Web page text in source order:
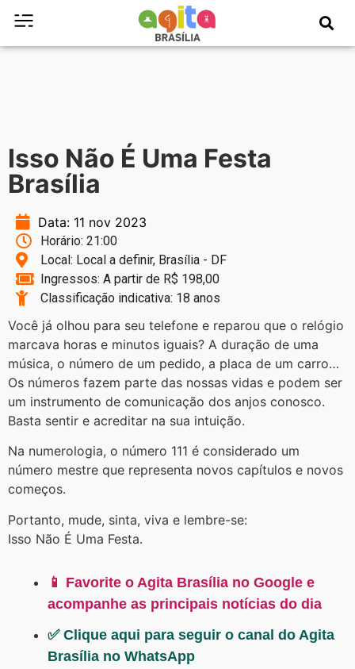
Isso Não É Uma Festa
Brasília
Data: 11 nov 2023
Horário: 21:00
Local: Local a definir, Brasília - DF
Ingressos: A partir de R$ 198,00
Classificação indicativa: 18 anos
Você já olhou para seu telefone e reparou que o relógio
marcava horas e minutos iguais? A duração de uma
música, o número de um pedido, a placa de um carro…
Os números fazem parte das nossas vidas e podem ser
um instrumento de comunicação dos anjos conosco.
Basta sentir e acreditar na sua intuição.
Na numerologia, o número 111 é considerado um
número mestre que representa novos capítulos e novos
começos.
Portanto, mude, sinta, viva e lembre-se:
Isso Não É Uma Festa.
📱 Favorite o Agita Brasília no Google e
acompanhe as principais notícias do dia
✅ Clique aqui para seguir o canal do Agita
Brasília no WhatsApp